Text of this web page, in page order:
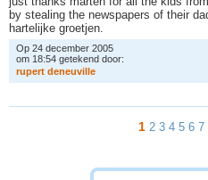
by stealing the newspapers of their
hartelijke groetjen.
Op 24 december 2005
om 18:54 getekend door:
rupert deneuville
1 2 3 4 5 6 7